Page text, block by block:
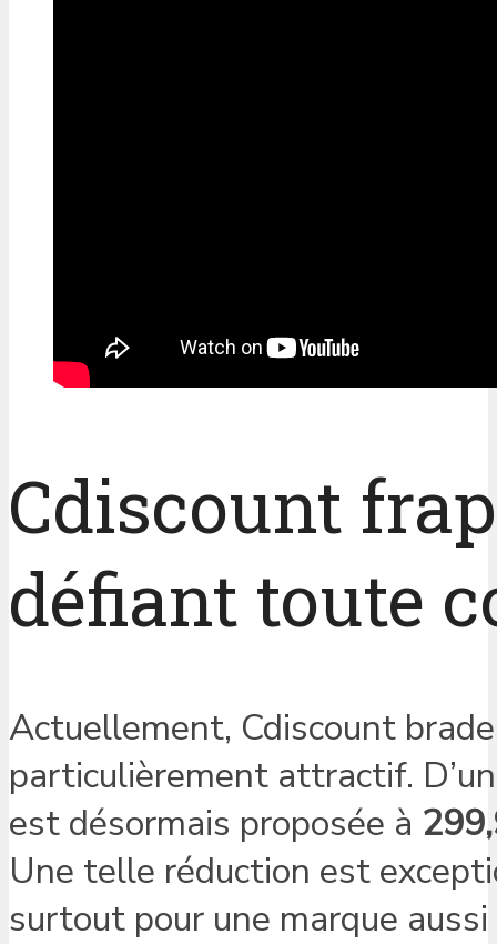
Cdiscount
défiant toute
Actuellement, Cdiscount
particulièrement attractif.
est désormais proposée à
Une telle réduction est
surtout pour une marque